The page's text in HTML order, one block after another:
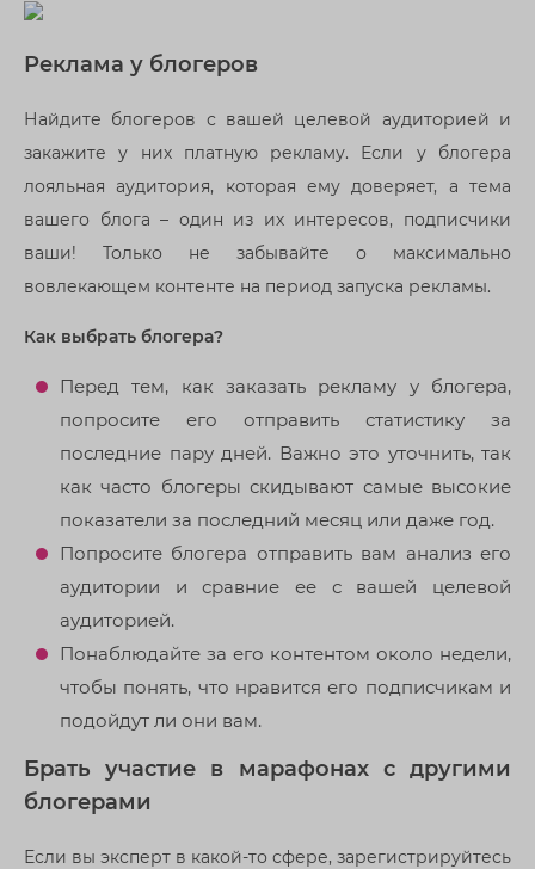
Реклама у блогеров
Найдите блогеров с вашей целевой аудиторией и
закажите у них платную рекламу. Если у блогера
лояльная аудитория, которая ему доверяет, а тема
вашего блога – один из их интересов, подписчики
ваши! Только не забывайте о максимально
вовлекающем контенте на период запуска рекламы.
Как выбрать блогера?
Перед тем, как заказать рекламу у блогера,
попросите его отправить статистику за
последние пару дней. Важно это уточнить, так
как часто блогеры скидывают самые высокие
показатели за последний месяц или даже год.
Попросите блогера отправить вам анализ его
аудитории и сравние ее с вашей целевой
аудиторией.
Понаблюдайте за его контентом около недели,
чтобы понять, что нравится его подписчикам и
подойдут ли они вам.
Брать участие в марафонах с другими
блогерами
Если вы эксперт в какой-то сфере, зарегистрируйтесь